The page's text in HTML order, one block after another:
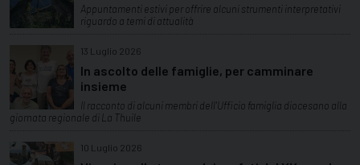
Appuntamenti estivi per offrire alcuni strumenti interpretativi
riguardo a temi di attualità
13 Luglio 2026
In ascolto delle famiglie, per camminare
insieme
Il racconto di alcuni membri dell'Ufficio famiglia diocesano alla
giornata regionale di La Thuile
10 Luglio 2026